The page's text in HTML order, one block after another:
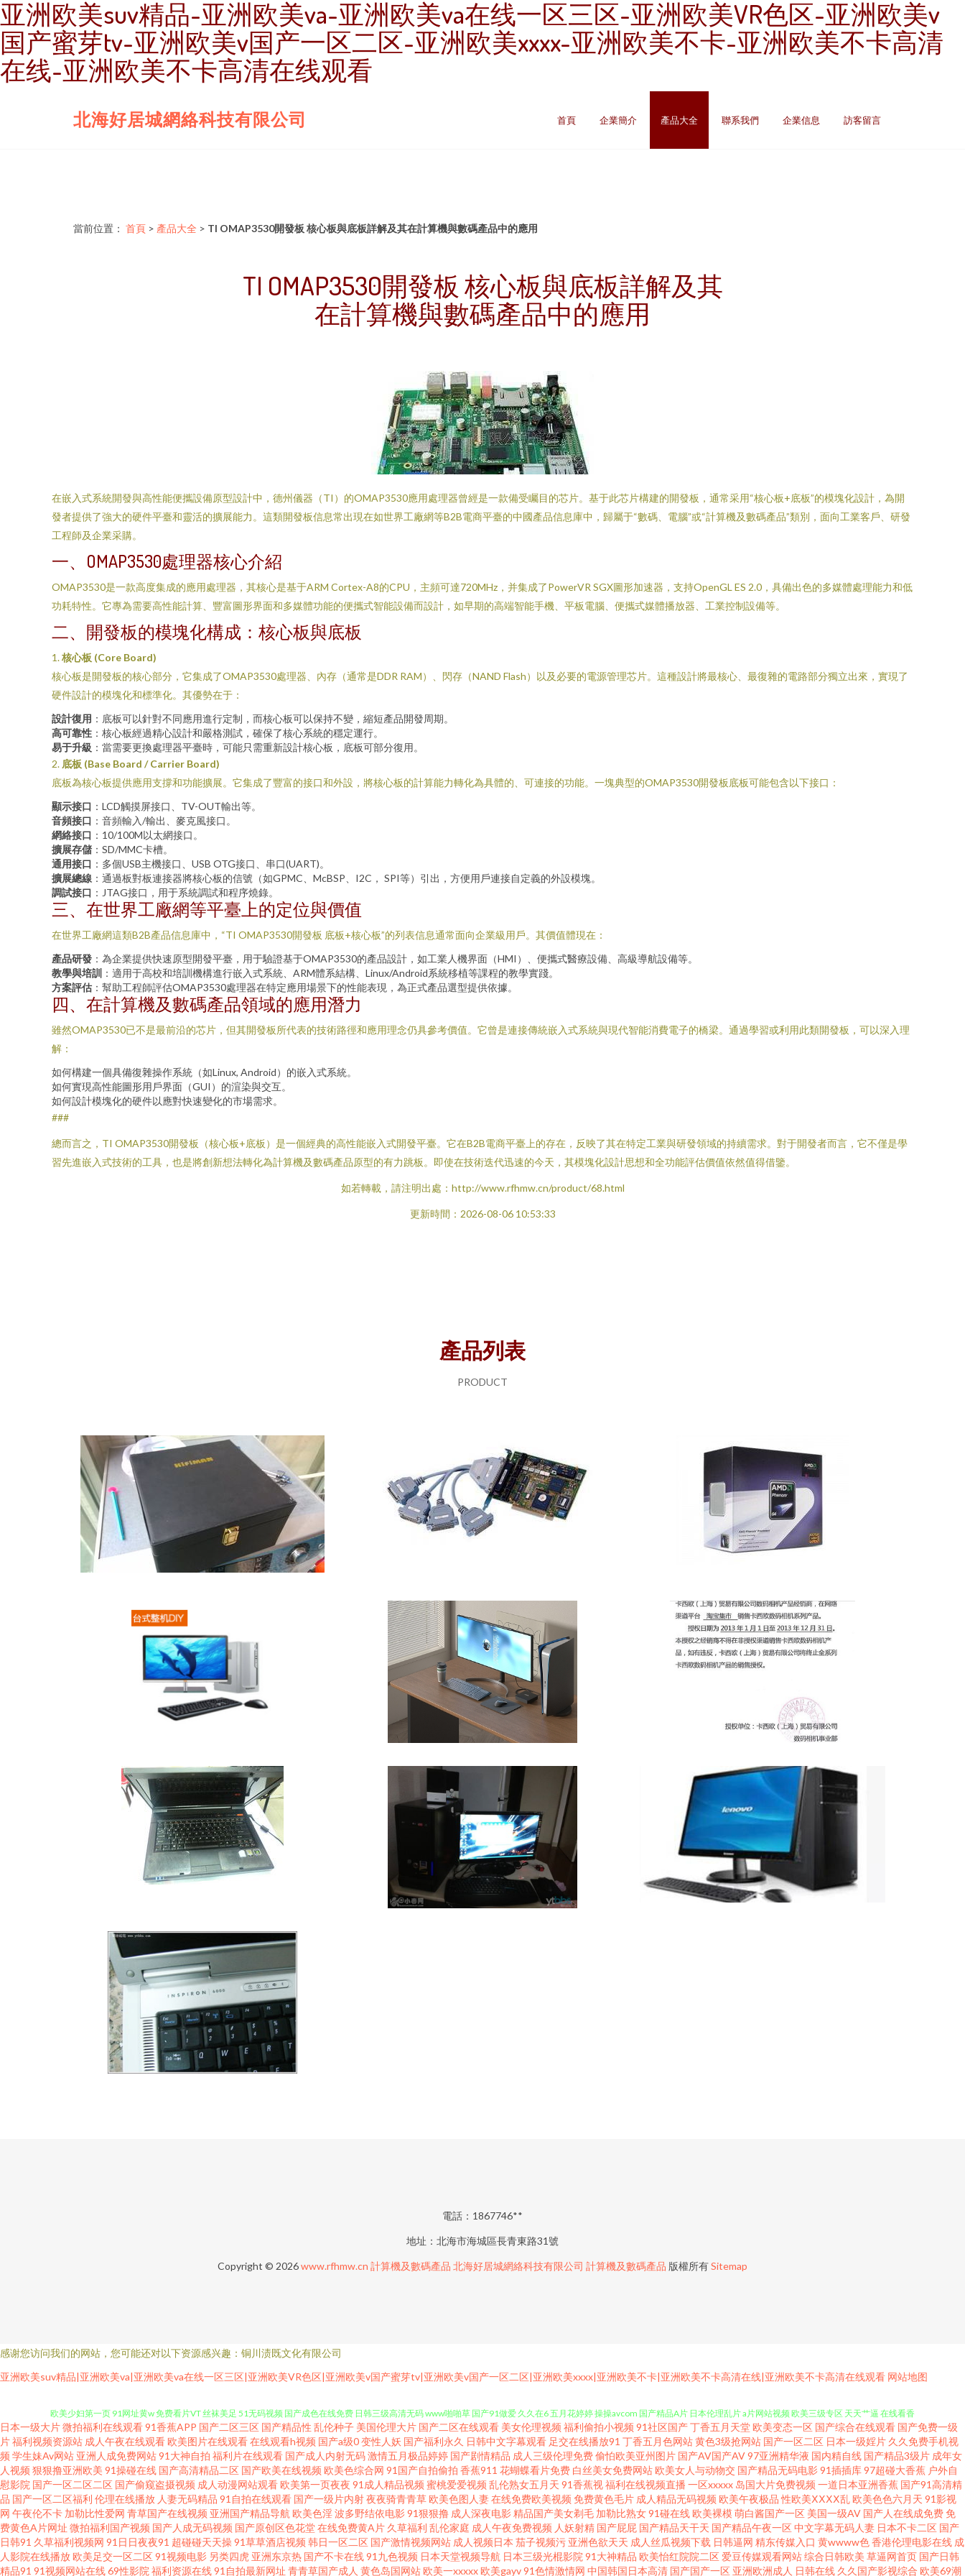
亚洲欧美suv精品-亚洲欧美va-亚洲欧美va在线一区三区-亚洲欧美VR色区-亚洲欧美v
国产蜜芽tv-亚洲欧美v国产一区二区-亚洲欧美xxxx-亚洲欧美不卡-亚洲欧美不卡高清
在线-亚洲欧美不卡高清在线观看
北海好居城網絡科技有限公司 首頁 企業簡介 產品大全 聯系我們 企業信息 訪客留言
當前位置： 首頁 > 產品大全 > TI OMAP3530開發板 核心板與底板詳解及其在計算機與數碼產品中的應用
TI OMAP3530開發板 核心板與底板詳解及其
在計算機與數碼產品中的應用
在嵌入式系統開發與高性能便攜設備原型設計中，德州儀器（TI）的OMAP3530應用處理器曾經是一款備受矚目的芯片。基于此芯片構建的開發板，通常采用“核心板+底板”的模塊化設計，為開
發者提供了強大的硬件平臺和靈活的擴展能力。這類開發板信息常出現在如世界工廠網等B2B電商平臺的中國產品信息庫中，歸屬于“數碼、電腦”或“計算機及數碼產品”類別，面向工業客戶、研發
工程師及企業采購。
一、OMAP3530處理器核心介紹
OMAP3530是一款高度集成的應用處理器，其核心是基于ARM Cortex-A8的CPU，主頻可達720MHz，并集成了PowerVR SGX圖形加速器，支持OpenGL ES 2.0，具備出色的多媒體處理能力和低
功耗特性。它專為需要高性能計算、豐富圖形界面和多媒體功能的便攜式智能設備而設計，如早期的高端智能手機、平板電腦、便攜式媒體播放器、工業控制設備等。
二、開發板的模塊化構成：核心板與底板
1.核心板 (Core Board)
核心板是開發板的核心部分，它集成了OMAP3530處理器、內存（通常是DDR RAM）、閃存（NAND Flash）以及必要的電源管理芯片。這種設計將最核心、最復雜的電路部分獨立出來，實現了
硬件設計的模塊化和標準化。其優勢在于：
設計復用 ：底板可以針對不同應用進行定制，而核心板可以保持不變，縮短產品開發周期。
高可靠性 ：核心板經過精心設計和嚴格測試，確保了核心系統的穩定運行。
易于升級 ：當需要更換處理器平臺時，可能只需重新設計核心板，底板可部分復用。
2. 底板 (Base Board / Carrier Board)
底板為核心板提供應用支撐和功能擴展。它集成了豐富的接口和外設，將核心板的計算能力轉化為具體的、可連接的功能。一塊典型的OMAP3530開發板底板可能包含以下接口：
顯示接口 ：LCD觸摸屏接口、TV-OUT輸出等。
音頻接口 ：音頻輸入/輸出、麥克風接口。
網絡接口 ：10/100M以太網接口。
擴展存儲 ：SD/MMC卡槽。
通用接口 ：多個USB主機接口、USB OTG接口、串口(UART)。
擴展總線 ：通過板對板連接器將核心板的信號（如GPMC、McBSP、I2C， SPI等）引出，方便用戶連接自定義的外設模塊。
調試接口 ：JTAG接口，用于系統調試和程序燒錄。
三、在世界工廠網等平臺上的定位與價值
在世界工廠網這類B2B產品信息庫中，“TI OMAP3530開發板 底板+核心板”的列表信息通常面向企業級用戶。其價值體現在：
產品研發 ：為企業提供快速原型開發平臺，用于驗證基于OMAP3530的產品設計，如工業人機界面（HMI）、便攜式醫療設備、高級導航設備等。
教學與培訓 ：適用于高校和培訓機構進行嵌入式系統、ARM體系結構、Linux/Android系統移植等課程的教學實踐。
方案評估 ：幫助工程師評估OMAP3530處理器在特定應用場景下的性能表現，為正式產品選型提供依據。
四、在計算機及數碼產品領域的應用潛力
雖然OMAP3530已不是最前沿的芯片，但其開發板所代表的技術路徑和應用理念仍具參考價值。它曾是連接傳統嵌入式系統與現代智能消費電子的橋梁。通過學習或利用此類開發板，可以深入理
解：
如何構建一個具備復雜操作系統（如Linux, Android）的嵌入式系統。
如何實現高性能圖形用戶界面（GUI）的渲染與交互。
如何設計模塊化的硬件以應對快速變化的市場需求。
###
總而言之，TI OMAP3530開發板（核心板+底板）是一個經典的高性能嵌入式開發平臺。它在B2B電商平臺上的存在，反映了其在特定工業與研發領域的持續需求。對于開發者而言，它不僅是學
習先進嵌入式技術的工具，也是將創新想法轉化為計算機及數碼產品原型的有力跳板。即使在技術迭代迅速的今天，其模塊化設計思想和全功能評估價值依然值得借鑒。
如若轉載，請注明出處：http://www.rfhmw.cn/product/68.html
更新時間：2026-08-06 10:53:33
產品列表
PRODUCT
電話：1867746**
地址：北海市海城區長青東路31號
Copyright © 2026www.rfhmw.cn 計算機及數碼產品 北海好居城網絡科技有限公司 計算機及數碼產品 版權所有Sitemap
感谢您访问我们的网站，您可能还对以下资源感兴趣：铜川渍既文化有限公司
亚洲欧美suv精品|亚洲欧美va|亚洲欧美va在线一区三区|亚洲欧美VR色区|亚洲欧美v国产蜜芽tv|亚洲欧美v国产一区二区|亚洲欧美xxxx|亚洲欧美不卡|亚洲欧美不卡高清在线|亚洲欧美不卡高清在线观看 网站地图
蕉视频 超碰日熟在线 国产射精视频 人妻色AV 亚洲色色影院 91社在线看 超碰在线五月天 国产精品乱码专区 九一传媒在线看 男人天堂资源网 亚洲激情另类 91福利在线看 操熟女视频 国产第页 黄色福利影院 欧美AA岛国 日韩城人电影
91导航福利视频 超碰97色色 国产专区一 久久香蕉精品产品 日日操B 亚洲涩涩网 91视频国 成人免费在线 国成精品九区 www日日本日日 日韩www 伊人成人影视 韩国av中文字幕 欧美欧美 五月天桃色网 99国产丝袜足交 东京热色图片
欧美aa 日本女同护士 四虎亚洲在线观看 91网站传媒 狠狠干com 欧美午夜剧场 日韩三区四区 AV超碰人人干 国区一区二区视频 日韩影院黄色 伊人久久精品视频 白丝喷水后入 豆花影视黄色无码 六月天色网 日韩色导航 五月天婷婷网
站 综合激情导航大全 97超碰夜夜 精品91海角一区 日本香蕉视频 五月涩婷婷导航 亚洲乡村午夜剧场 AV久久人人操 豆花肏肏视频 韩日乱色 老湿机午夜网 欧洲无码一区二区 亚洲黄色网址 91日皮子 超碰91青娱乐吧 国产av超碰 老司机
日本一级大片微拍福利在线观看91香蕉APP 国产二区三区 国产精品性 乱伦种子 美国伦理大片 国产二区在线观看 美女伦理视频 福利偷拍小视频 91社区国产丁香五月天堂欧美变态一区 国产综合在线观看 国产免费一级
片福利视频资源站 成人午夜在线观看欧美图片在线观看在线观看h视频 国产a级0变性人妖 国产福利永久 日韩中文字幕观看 足交在线播放91 丁香五月色网站黄色3级抢网站 国产一区二区 日本一级婬片 久久免费手机视
频 学生妹Av网站 亚洲人成免费网站91大神自拍 福利片在线观看 国产成人内射无码激情五月极品婷婷 国产剧情精品 成人三级伦理免费偷怕欧美亚州图片 国产AV国产AV97亚洲精华液 国内精自线 国产精品3级片 成年女
人视频 狠狠撸亚洲欧美 91操碰在线 国产高清精品二区 国产欧美在线视频 欧美色综合网 91国产自拍偷拍 香蕉911 花蝴蝶看片免费 白丝美女免费网站欧美女人与动物交 国产精品无码电影91插插库97超碰大香蕉 户外自
慰影院 国产一区二区二区 国产偷窥盗摄视频 成人动漫网站观看欧美第一页夜夜 91成人精品视频 蜜桃爱爱视频 乱伦熟女五月天 91香蕉视福利在线视频直播 一区xxxxx 岛国大片免费视频 一道日本亚洲香蕉 国产91高清精
品 国产一区二区福利 伦理在线播放 人妻无码精品 91自拍在线观看 国产一级片内射夜夜骑青青草欧美色图人妻在线免费欧美视频 免费黄色毛片 成人精品无码视频 欧美午夜极品 性欧美ⅩⅩⅩⅩ乱欧美色色六月天 91影视
网 午夜伦不卡 加勒比性爱网 青草国产在线视频 亚洲国产精品导航 欧美色淫波多野结依电影91狠狠撸 成人深夜电影精品国产美女剃毛 加勒比熟女91碰在线欧美裸模萌白酱国产一区 美国一级AV 国产人在线成免费免
费黄色A片网址 微拍福利国产视频 国产人成无码视频 国产原创区色花堂在线免费黄A片 久草福利 乱伦家庭 成人午夜免费视频 人妖射精 国产屁屁 国产精品天干天 国产精品午夜一区中文字幕无码人妻 日本不卡二区 国产
日韩91 久草福利视频网 91日日夜夜91 超碰碰天天操91草草酒店视频 韩日一区二区 国产激情视频网站 成人视频日本 茄子视频污 亚洲色欲天天 成人丝瓜视频下载 日韩逼网 精东传媒入口 黄wwww色香港伦理电影在线 成
人影院在线播放欧美足交一区二区91视频电影 另类四虎 亚洲东京热 国产不卡在线91九色视频 日本天堂视频导航 日本三级光棍影院 91大神精品 欧美怡红院院二区 爱豆传媒观看网站综合日韩欧美 草逼网首页 国产日韩
精品91 91视频网站在线69性影院 福利资源在线91自拍最新网址 青青草国产成人 黄色岛国网站欧美一xxxxx欧美gayv91色情激情网 中国韩国日本高清 国产国产一区 亚洲欧洲成人 日韩在线 久久国产影视综合 欧美69潮